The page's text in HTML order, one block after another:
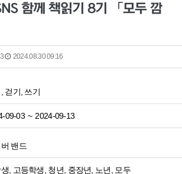
함께 책읽기 8기 「모두 깜
2024.08.30 09:16
걷기, 쓰기
09-03 ~ 2024-09-13
밴드
, 고등학생, 청년, 중장년, 노년, 모두